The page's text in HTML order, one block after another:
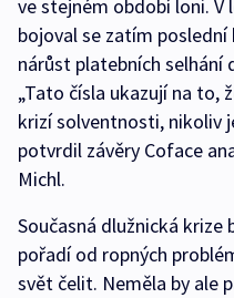
ve stejném období loni. V
bojoval se zatím
nárůst platebních selhání
„Tato čísla ukazují na to,
krizí solventnosti, nikoliv
potvrdil závěry Coface
Michl.
Současná dlužnická krize
pořadí od ropných
svět čelit. Neměla by ale